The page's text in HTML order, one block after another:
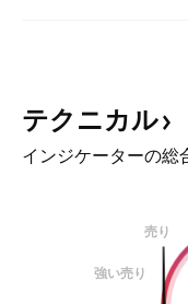
テクニカル
インジケーターの総
売り
強い売り